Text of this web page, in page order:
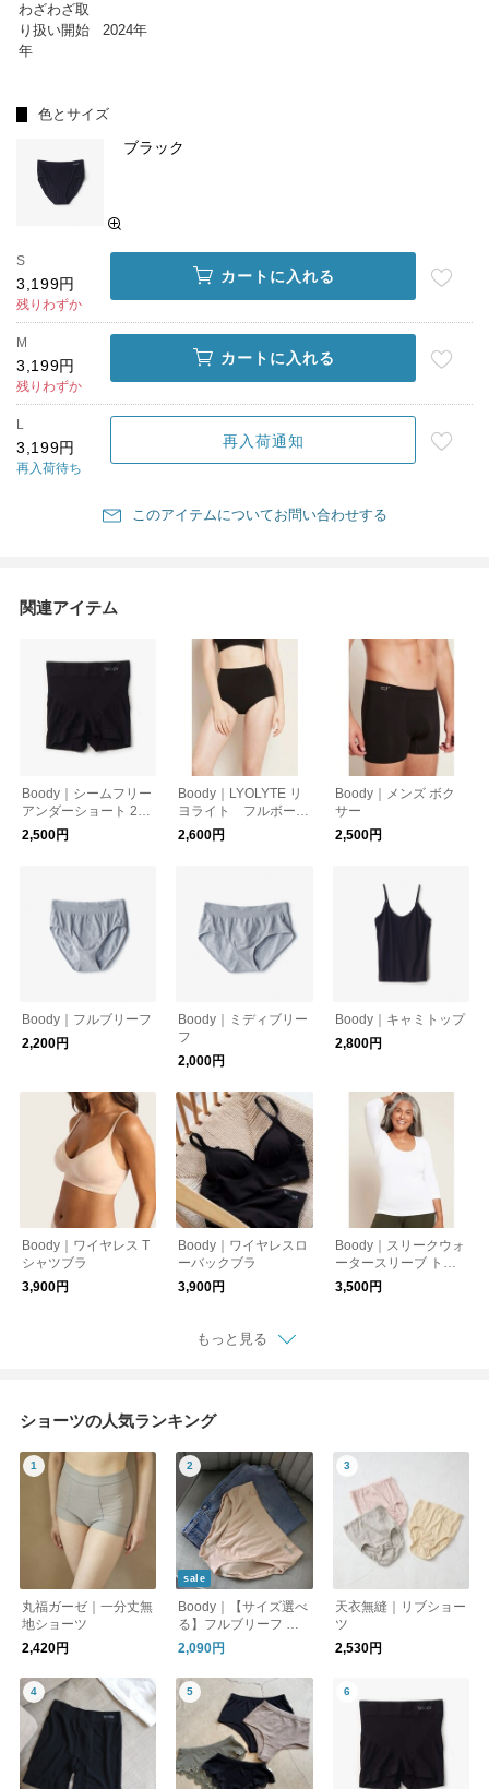
わざわざ取
り扱い開始
年
2024年
色とサイズ
ブラック
S
3,199円
残りわずか
カートに入れる
M
3,199円
残りわずか
カートに入れる
L
3,199円
再入荷待ち
再入荷通知
このアイテムについてお問い合わせする
関連アイテム
Boody｜シームフリー
アンダーショート 2イ
ンチ
2,500円
Boody｜LYOLYTE リ
ヨライト フルボーイ
レッグブリーフ
2,600円
Boody｜メンズ ボク
サー
2,500円
Boody｜フルブリーフ
2,200円
Boody｜ミディブリー
フ
2,000円
Boody｜キャミトップ
2,800円
Boody｜ワイヤレス T
シャツブラ
3,900円
Boody｜ワイヤレスロ
ーバックブラ
3,900円
Boody｜スリークウォ
ータースリーブ トッ
プ
3,500円
もっと見る
ショーツの人気ランキング
丸福ガーゼ｜一分丈無
地ショーツ
2,420円
sale
Boody｜【サイズ選べ
る】フルブリーフ ハ
イウエスト シームレ
ス 下着 肌着 ショーツ
インナー 肌着 パンツ
ギフト ブーディー
2,090円
天衣無縫｜リブショー
ツ
2,530円